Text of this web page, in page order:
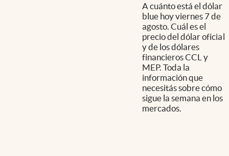
A cuánto está el dólar
blue hoy viernes 7 de
agosto. Cuál es el
precio del dólar oficial
y de los dólares
financieros CCL y
MEP. Toda la
información que
necesitás sobre cómo
sigue la semana en los
mercados.